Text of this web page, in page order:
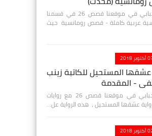
مرحباً بكم أصدقائي وأحبابي في موقعنا قصص 26 في قسمنا
عربية كاملة - قصص رومانسية حيث
2018
عشقها المستحيل للكاتبة زينب
- المقدمة
مرحباً بكم أصدقائي وأحبابي في موقعنا قصص 26 مع روايات
عشقها المستحيل ، هذه الرواية عل…
2018